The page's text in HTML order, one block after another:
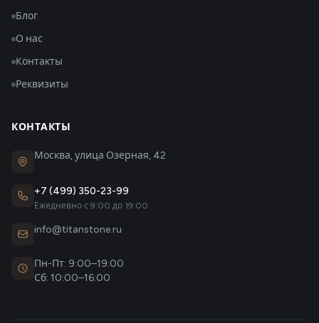
Блог
О нас
Контакты
Реквизиты
КОНТАКТЫ
Москва, улица Озерная, 42
+7 (499) 350-23-99
Ежедневно с 9:00 до 19:00
info@titanstone.ru
Пн-Пт: 9:00–19:00
Сб: 10:00–16:00